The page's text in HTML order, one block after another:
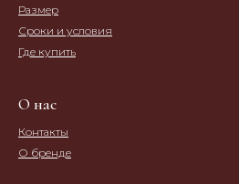
О нас
Контакты
О бренде
Где купить
Размер
Сроки и условия